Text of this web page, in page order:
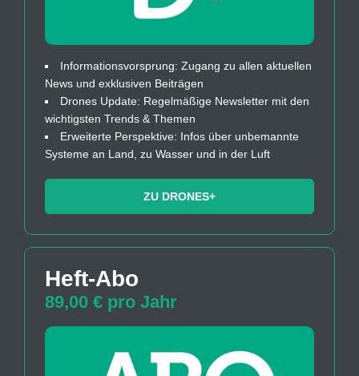
Informationsvorsprung: Zugang zu allen aktuellen
News und exklusiven Beiträgen
Drones Update: Regelmäßige Newsletter mit den
wichtigsten Trends & Themen
Erweiterte Perspektive: Infos über unbemannte
Systeme an Land, zu Wasser und in der Luft
ZU DRONES+
Heft-Abo
89,00 € pro Jahr